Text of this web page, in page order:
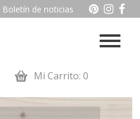
Boletín de noticias
Mi Carrito: 0
AMBIENTES